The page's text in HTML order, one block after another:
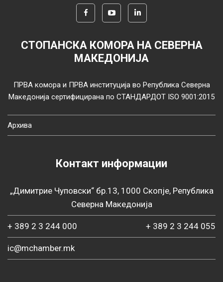
СТОПАНСКА КОМОРА НА СЕВЕРНА
МАКЕДОНИЈА
ПРВА комора и ПРВА институција во Република Северна
Македонија сертифицирана по СТАНДАРДОТ ISO 9001:2015
Архива
Контакт информации
„Димитрие Чуповски“ бр.13, 1000 Скопје, Република
Северна Македонија
+ 389 2 3 244 000 + 389 2 3 244 055
ic@mchamber.mk